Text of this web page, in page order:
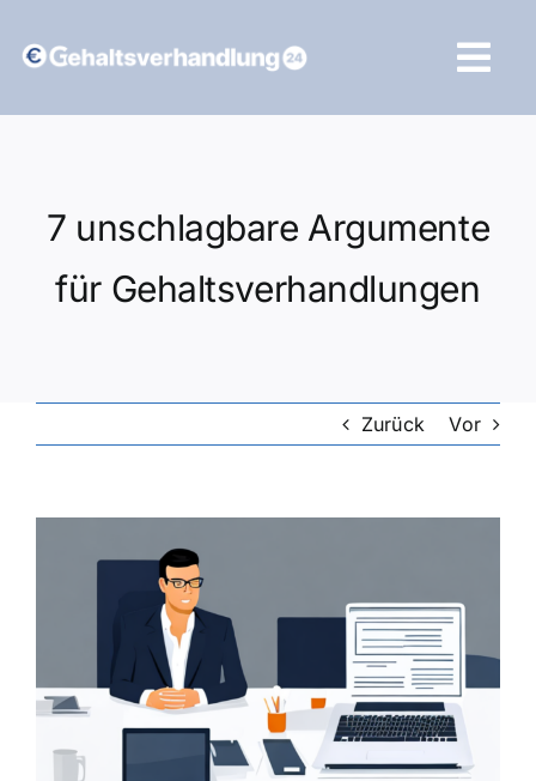
Inhalt
7 unschlagbare Argumente
für Gehaltsverhandlungen
Zurück Vor
grösseres